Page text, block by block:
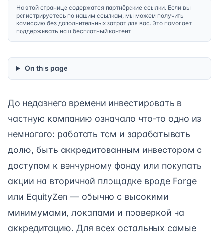
На этой странице содержатся партнёрские ссылки. Если вы
регистрируетесь по нашим ссылкам, мы можем получить
комиссию без дополнительных затрат для вас. Это помогает
поддерживать наш бесплатный контент.
On this page
До недавнего времени инвестировать в
частную компанию означало что-то одно из
немногого: работать там и зарабатывать
долю, быть аккредитованным инвестором с
доступом к венчурному фонду или покупать
акции на вторичной площадке вроде Forge
или EquityZen — обычно с высокими
минимумами, локапами и проверкой на
аккредитацию. Для всех остальных самые